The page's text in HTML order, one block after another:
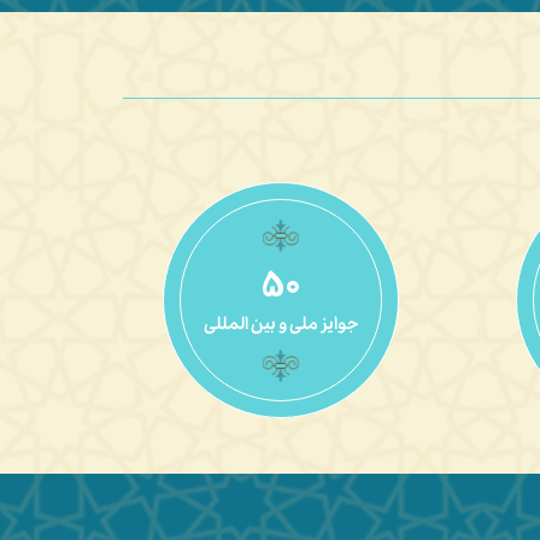
56
جوایز ملی و بین المللی